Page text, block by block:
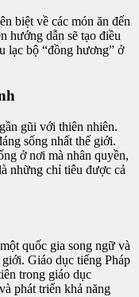
biệt về các món ăn đến
hướng dẫn sẽ tạo điều
lạc bộ “đồng hương” ở
gũi với thiên nhiên.
sống nhất thế giới.
ở nơi mà nhân quyền,
những chỉ tiêu được cả
quốc gia song ngữ và
Giáo dục tiếng Pháp
trong giáo dục
phát triển khả năng